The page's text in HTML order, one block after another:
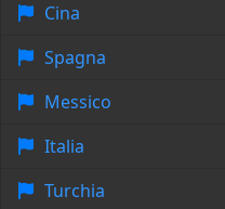
Cina
Spagna
Messico
Italia
Turchia